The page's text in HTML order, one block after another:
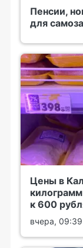
Пенсии,
для
Цены в
к 600
вчера, 09:39